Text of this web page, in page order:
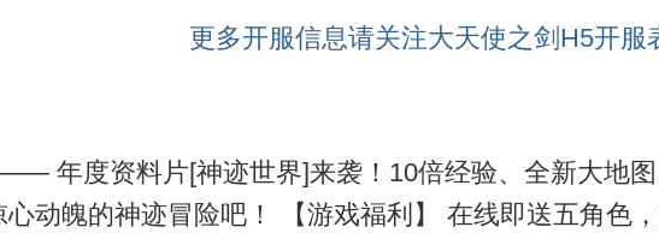
更多开服信息请关注大天使之剑H5开服
度资料片[神迹世界]来袭！10倍经验、全新大地图
动魄的神迹冒险吧！ 【游戏福利】 在线即送五角色